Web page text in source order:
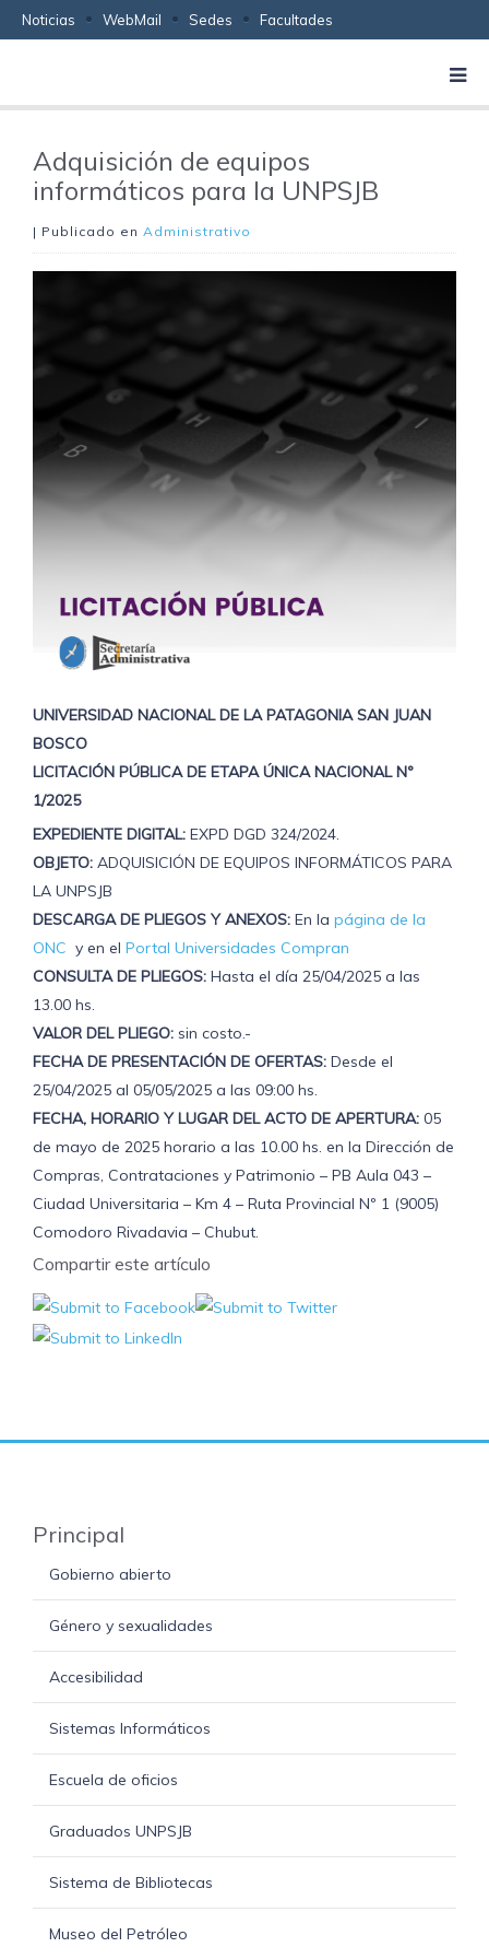
Noticias WebMail Sedes Facultades
Adquisición de equipos
informáticos para la UNPSJB
| Publicado en Administrativo
UNIVERSIDAD NACIONAL DE LA PATAGONIA SAN JUAN
BOSCO
LICITACIÓN PÚBLICA DE ETAPA ÚNICA NACIONAL Nº
1/2025
EXPEDIENTE DIGITAL: EXPD DGD 324/2024.
OBJETO: ADQUISICIÓN DE EQUIPOS INFORMÁTICOS PARA
LA UNPSJB
DESCARGA DE PLIEGOS Y ANEXOS: En la página de la
ONC y en el Portal Universidades Compran
CONSULTA DE PLIEGOS: Hasta el día 25/04/2025 a las
13.00 hs.
VALOR DEL PLIEGO: sin costo.-
FECHA DE PRESENTACIÓN DE OFERTAS: Desde el
25/04/2025 al 05/05/2025 a las 09:00 hs.
FECHA, HORARIO Y LUGAR DEL ACTO DE APERTURA: 05
de mayo de 2025 horario a las 10.00 hs. en la Dirección de
Compras, Contrataciones y Patrimonio – PB Aula 043 –
Ciudad Universitaria – Km 4 – Ruta Provincial Nº 1 (9005)
Comodoro Rivadavia – Chubut.
Compartir este artículo
Principal
Gobierno abierto
Género y sexualidades
Accesibilidad
Sistemas Informáticos
Escuela de oficios
Graduados UNPSJB
Sistema de Bibliotecas
Museo del Petróleo